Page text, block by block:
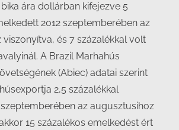
ára dollárban kifejezve 5
2012 szeptemberében az
és 7 százalékkal volt
A Brazil Marhahús
(Abiec) adatai szerint
2,5 százalékkal
az augusztusihoz
15 százalékos emelkedést ért